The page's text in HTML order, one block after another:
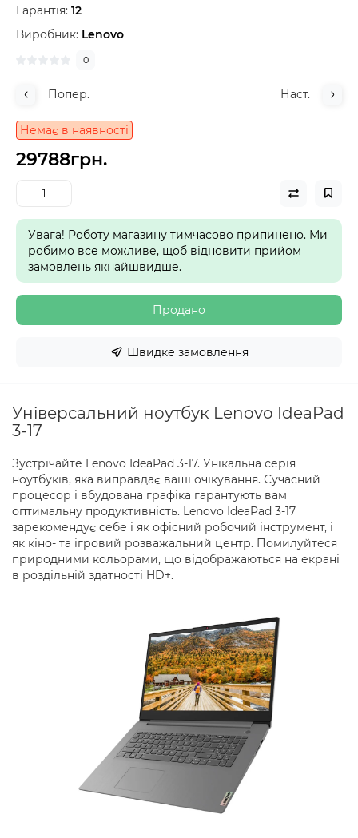
Гарантія: 12
Виробник: Lenovo
0
Попер. Наст.
Немає в наявності
29788грн.
Увага! Роботу магазину тимчасово припинено. Ми
робимо все можливе, щоб відновити прийом
замовлень якнайшвидше.
Продано
Швидке замовлення
Універсальний ноутбук Lenovo IdeaPad
3-17
Зустрічайте Lenovo IdeaPad 3-17. Унікальна серія
ноутбуків, яка виправдає ваші очікування. Сучасний
процесор і вбудована графіка гарантують вам
оптимальну продуктивність. Lenovo IdeaPad 3-17
зарекомендує себе і як офісний робочий інструмент, і
як кіно- та ігровий розважальний центр. Помилуйтеся
природними кольорами, що відображаються на екрані
в роздільній здатності HD+.